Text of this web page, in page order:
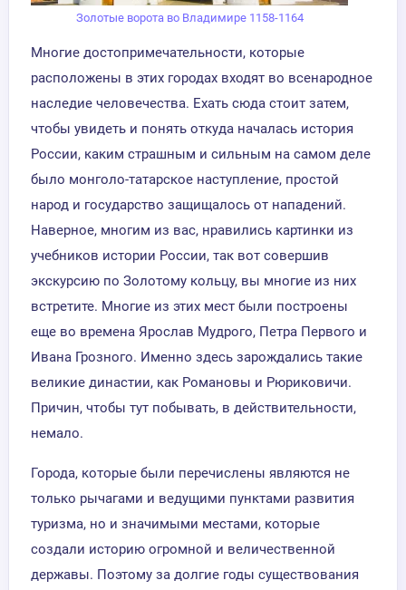
Золотые ворота во Владимире 1158-1164
Многие достопримечательности, которые
расположены в этих городах входят во всенародное
наследие человечества. Ехать сюда стоит затем,
чтобы увидеть и понять откуда началась история
России, каким страшным и сильным на самом деле
было монголо-татарское наступление, простой
народ и государство защищалось от нападений.
Наверное, многим из вас, нравились картинки из
учебников истории России, так вот совершив
экскурсию по Золотому кольцу, вы многие из них
встретите. Многие из этих мест были построены
еще во времена Ярослав Мудрого, Петра Первого и
Ивана Грозного. Именно здесь зарождались такие
великие династии, как Романовы и Рюриковичи.
Причин, чтобы тут побывать, в действительности,
немало.
Города, которые были перечислены являются не
только рычагами и ведущими пунктами развития
туризма, но и значимыми местами, которые
создали историю огромной и величественной
державы. Поэтому за долгие годы существования